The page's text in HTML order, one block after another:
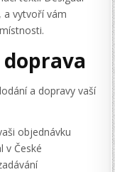
a vytvoří vám
a dopravy vaší
objednávku
v České